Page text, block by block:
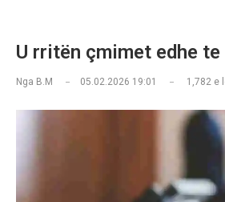
U rritën çmimet edhe
Nga B.M 05.02.2026 19:01 1,782 e